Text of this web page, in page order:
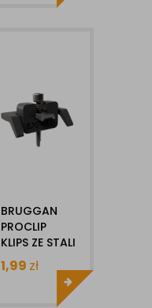
BRUGGAN
PROCLIP
KLIPS ZE STALI
NIERDZEWNEJ
1SZT
1,99 zł